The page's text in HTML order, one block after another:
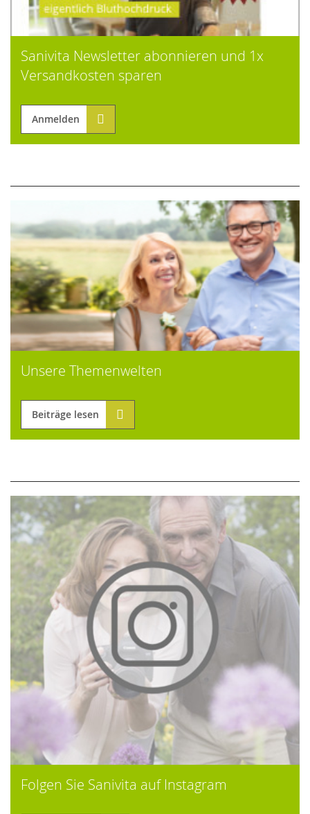
Sanivita Newsletter abonnieren und 1x
Versandkosten sparen
Anmelden
Unsere Themenwelten
Beiträge lesen
Folgen Sie Sanivita auf Instagram